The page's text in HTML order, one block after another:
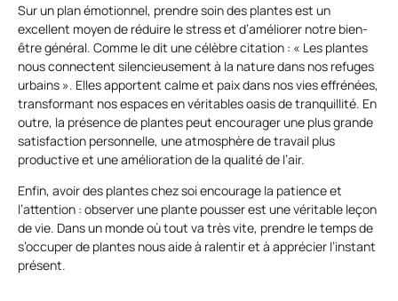
Sur un plan émotionnel, prendre soin des plantes est un
excellent moyen de réduire le stress et d’améliorer notre bien-
être général. Comme le dit une célèbre citation : « Les plantes
nous connectent silencieusement à la nature dans nos refuges
urbains ». Elles apportent calme et paix dans nos vies effrénées,
transformant nos espaces en véritables oasis de tranquillité. En
outre, la présence de plantes peut encourager une plus grande
satisfaction personnelle, une atmosphère de travail plus
productive et une amélioration de la qualité de l’air.
Enfin, avoir des plantes chez soi encourage la patience et
l’attention : observer une plante pousser est une véritable leçon
de vie. Dans un monde où tout va très vite, prendre le temps de
s’occuper de plantes nous aide à ralentir et à apprécier l’instant
présent.